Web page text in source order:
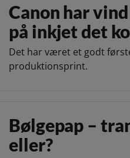
Canon har
på inkjet det
Det har været et godt
produktionsprint.
Bølgepap –
eller?